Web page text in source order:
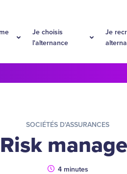
Je choisis
l'alternance
Je
SOCIÉTÉS D'ASSURANCES
Risk
Durée
4 minutes